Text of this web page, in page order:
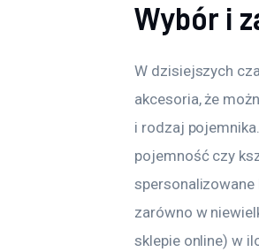
Wybór i
W dzisiejszych
akcesoria, że
i rodzaj
pojemność czy
spersonalizowane
zarówno w
sklepie online) w